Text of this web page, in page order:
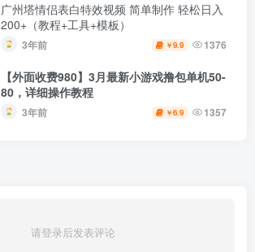
广州塔情侣表白特效视频 简单制作 轻松日入
200+（教程+工具+模板）
3年前 ￥9.9 1376
【外面收费980】3月最新小游戏撸包单机50-
80，详细操作教程
3年前 ￥6.9 1357
请登录后发表评论